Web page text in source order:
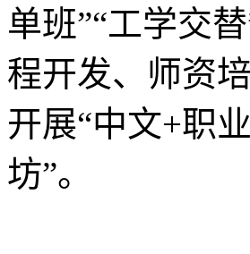
单班”“工学交
程开发、师资
开展“中文+职
坊”。